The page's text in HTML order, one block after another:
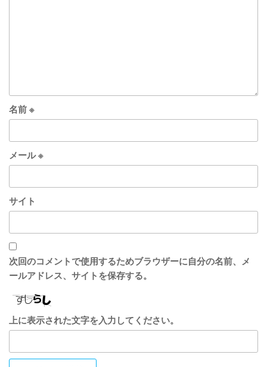
名前※
メール※
サイト
次回のコメントで使用するためブラウザーに自分の名前、メ
ールアドレス、サイトを保存する。
上に表示された文字を入力してください。